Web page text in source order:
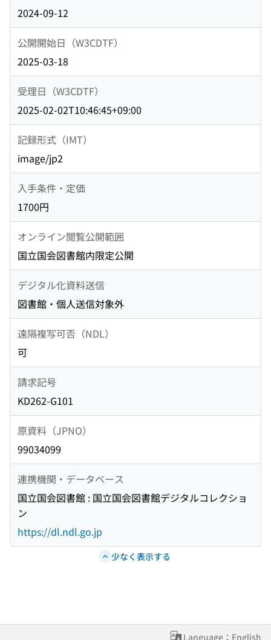
2024-09-12
公開開始日（W3CDTF）
2025-03-18
受理日（W3CDTF）
2025-02-02T10:46:45+09:00
記録形式（IMT）
image/jp2
入手条件・定価
1700円
オンライン閲覧公開範囲
国立国会図書館内限定公開
デジタル化資料送信
図書館・個人送信対象外
遠隔複写可否（NDL）
可
請求記号
KD262-G101
原資料（JPNO）
99034099
連携機関・データベース
国立国会図書館 : 国立国会図書館デジタルコレクショ
ン
https://dl.ndl.go.jp
少なく表示する
Language：English